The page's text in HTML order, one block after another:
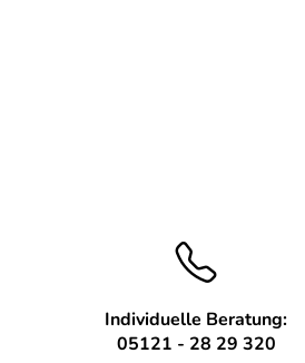
Individuelle Beratung:
05121 - 28 29 320